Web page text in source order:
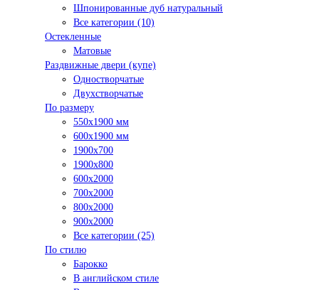
Шпонированные дуб натуральный
Все категории (10)
Остекленные
Матовые
Раздвижные двери (купе)
Одностворчатые
Двухстворчатые
По размеру
550x1900 мм
600x1900 мм
1900х700
1900х800
600x2000
700x2000
800x2000
900x2000
Все категории (25)
По стилю
Барокко
В английском стиле